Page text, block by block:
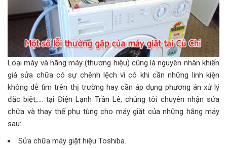
Loại máy và hãng máy (thương hiệu) cũng là nguyên nhân khiến
giá sửa chữa có sự chênh lệch vì có khi cần những linh kiện
không dễ tìm trên thị trường hay cần áp dụng phương án xử lý
đặc biệt,…. tại Điện Lạnh Trần Lê, chúng tôi chuyên nhận sửa
chữa và thay thế phụ tùng cho máy giặt của những hãng máy
sau:
Sửa chữa máy giặt hiệu Toshiba.